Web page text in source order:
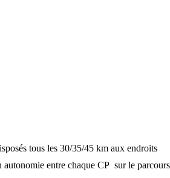
tous les 30/35/45 km aux endroits
autonomie entre chaque CP sur le parcours